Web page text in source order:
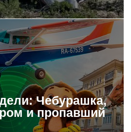
Чебурашка,
и пропавший